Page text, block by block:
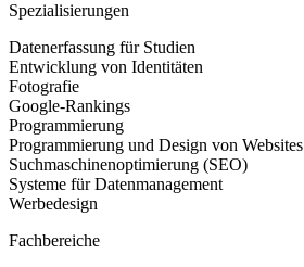
Spezialisierungen
Datenerfassung für Studien
Entwicklung von Identitäten
Fotografie
Google-Rankings
Programmierung
Programmierung und Design von Websites
Suchmaschinenoptimierung (SEO)
Systeme für Datenmanagement
Werbedesign
Fachbereiche